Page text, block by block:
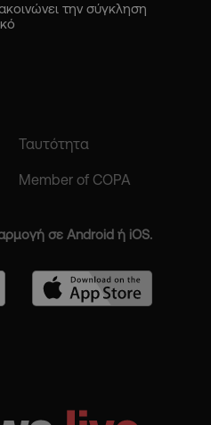
την σύγκληση
Ταυτότητα
Member of COPA
σε Android ή iOS.